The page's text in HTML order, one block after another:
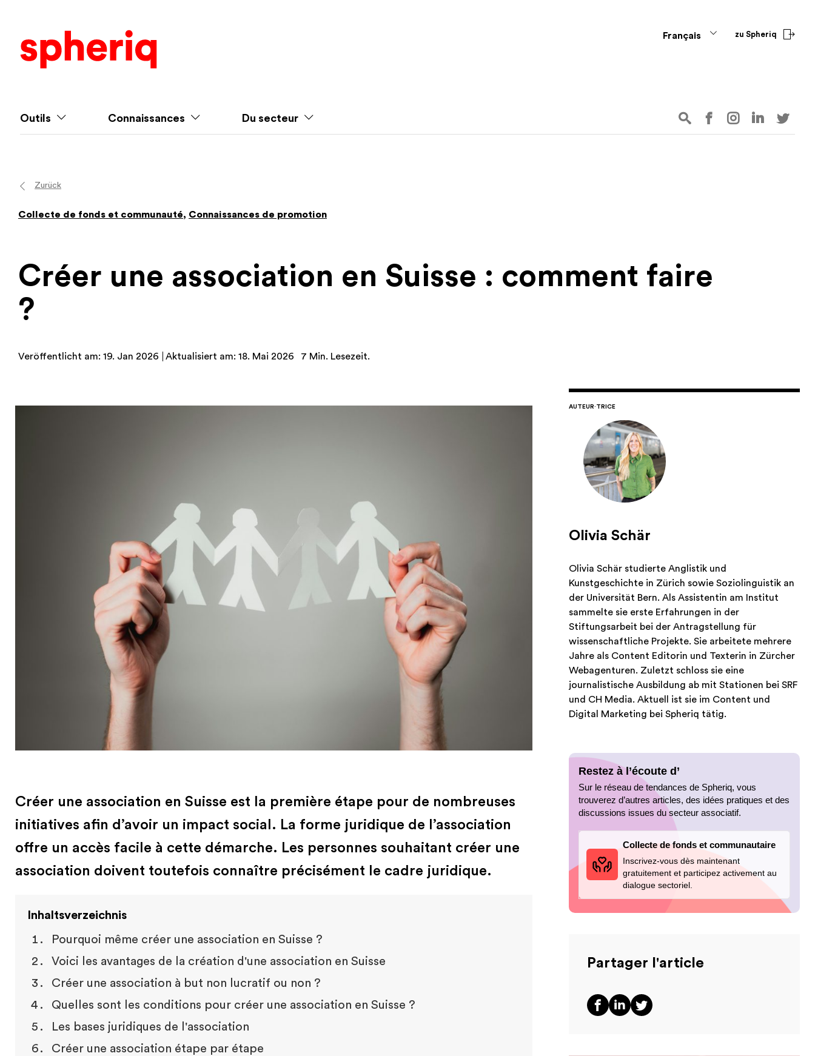
Français zu Spheriq
Outils Connaissances Du secteur
Zurück
Collecte de fonds et communauté, Connaissances de promotion
Créer une association en Suisse : comment faire
?
Veröffentlicht am: 19. Jan 2026 Aktualisiert am: 18. Mai 2026 7 Min. Lesezeit.
Créer une association en Suisse est la première étape pour de nombreuses
initiatives afin d’avoir un impact social. La forme juridique de l’association
offre un accès facile à cette démarche. Les personnes souhaitant créer une
association doivent toutefois connaître précisément le cadre juridique.
Inhaltsverzeichnis
Pourquoi même créer une association en Suisse ?
Voici les avantages de la création d'une association en Suisse
Créer une association à but non lucratif ou non ?
Quelles sont les conditions pour créer une association en Suisse ?
Les bases juridiques de l'association
Créer une association étape par étape
AUTEUR·TRICE
Olivia Schär
Olivia Schär studierte Anglistik und
Kunstgeschichte in Zürich sowie Soziolinguistik an
der Universität Bern. Als Assistentin am Institut
sammelte sie erste Erfahrungen in der
Stiftungsarbeit bei der Antragstellung für
wissenschaftliche Projekte. Sie arbeitete mehrere
Jahre als Content Editorin und Texterin in Zürcher
Webagenturen. Zuletzt schloss sie eine
journalistische Ausbildung ab mit Stationen bei SRF
und CH Media. Aktuell ist sie im Content und
Digital Marketing bei Spheriq tätig.
Restez à l’écoute d’
Sur le réseau de tendances de Spheriq, vous
trouverez d’autres articles, des idées pratiques et des
discussions issues du secteur associatif.
Collecte de fonds et communautaire
Inscrivez-vous dès maintenant
gratuitement et participez activement au
dialogue sectoriel.
Partager l'article